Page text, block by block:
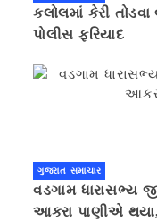
કલોલમાં કેરી
પોલીસ ફરિયાદ
ગુજરાત સમાચાર
વડગામ ધારાસભ્ય
આકરા પાણીએ